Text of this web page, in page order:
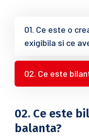
01. Ce este o
exigibila si ce
02. Ce este
02. Ce este
balanta?